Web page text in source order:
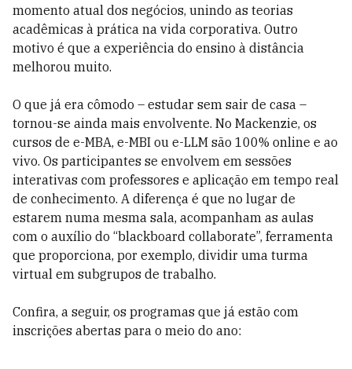
momento atual dos negócios, unindo as teorias
acadêmicas à prática na vida corporativa. Outro
motivo é que a experiência do ensino à distância
melhorou muito.
O que já era cômodo – estudar sem sair de casa –
tornou-se ainda mais envolvente. No Mackenzie, os
cursos de e-MBA, e-MBI ou e-LLM são 100% online e ao
vivo. Os participantes se envolvem em sessões
interativas com professores e aplicação em tempo real
de conhecimento. A diferença é que no lugar de
estarem numa mesma sala, acompanham as aulas
com o auxílio do “blackboard collaborate”, ferramenta
que proporciona, por exemplo, dividir uma turma
virtual em subgrupos de trabalho.
Confira, a seguir, os programas que já estão com
inscrições abertas para o meio do ano: